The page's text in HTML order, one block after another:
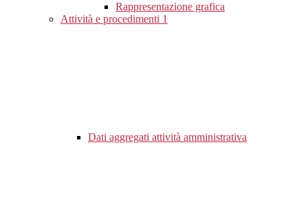
Rappresentazione grafica
Attività e procedimenti 1
Dati aggregati attività amministrativa